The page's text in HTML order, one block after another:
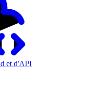
et d'API